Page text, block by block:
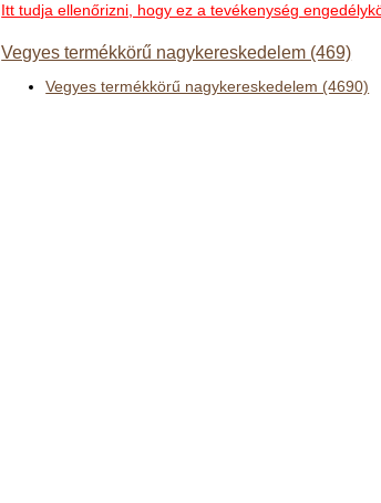
Itt tudja ellenőrizni, hogy ez a tevékenység
Vegyes termékkörű nagykereskedelem (469)
Vegyes termékkörű nagykereskedelem (4690)